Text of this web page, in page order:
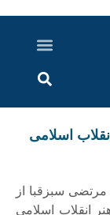
اسلامی
سبزقبا از
انقلاب اسلامی